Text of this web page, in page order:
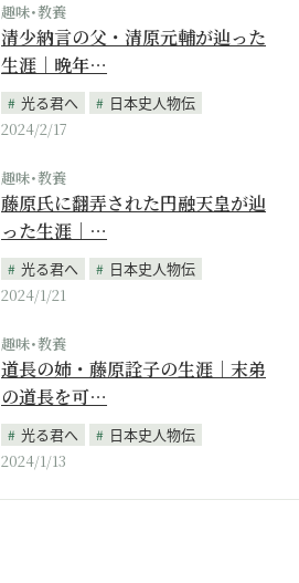
趣味･教養
清少納言の父・清原元輔が辿った
生涯｜晩年…
光る君へ
日本史人物伝
2024/2/17
趣味･教養
藤原氏に翻弄された円融天皇が辿
った生涯｜…
光る君へ
日本史人物伝
2024/1/21
趣味･教養
道長の姉・藤原詮子の生涯｜末弟
の道長を可…
光る君へ
日本史人物伝
2024/1/13